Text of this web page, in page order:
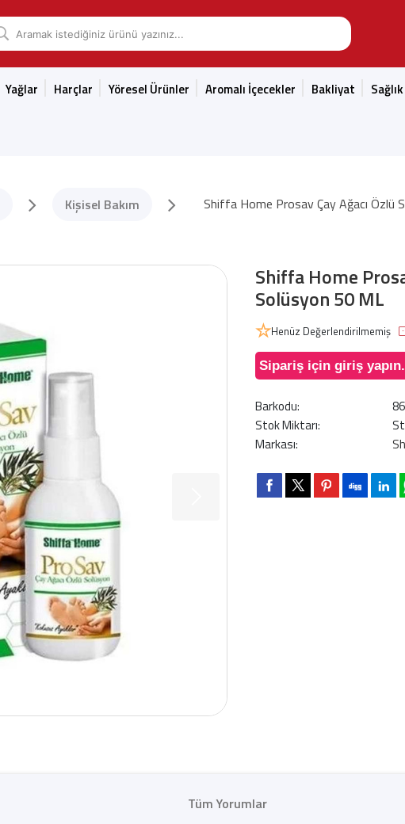
Yağlar Harçlar Yöresel Ürünler Aromalı İçecekler Bakliyat
Kişisel Bakım Shiffa Home Prosav Çay Ağacı Özlü
Shiffa Home
Solüsyon 50 ML
Henüz Değerlendirilmemiş
Sipariş için giriş yapın.
Barkodu:
Stok Miktarı:
Markası:
Tüm Yorumlar